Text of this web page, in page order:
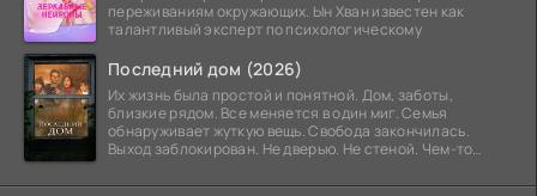
переживаниям окружающих. Ын Хван известен как
талантливый эксперт по психологическому
Последний дом (2026)
Их жизнь была простой и понятной. Дом, заботы,
близкие рядом. Все меняется в один миг. Семья
обнаруживает жуткую вещь. Свобода закончилась.
Выход заблокирован. Не дверью. Не стеной. Чем-то